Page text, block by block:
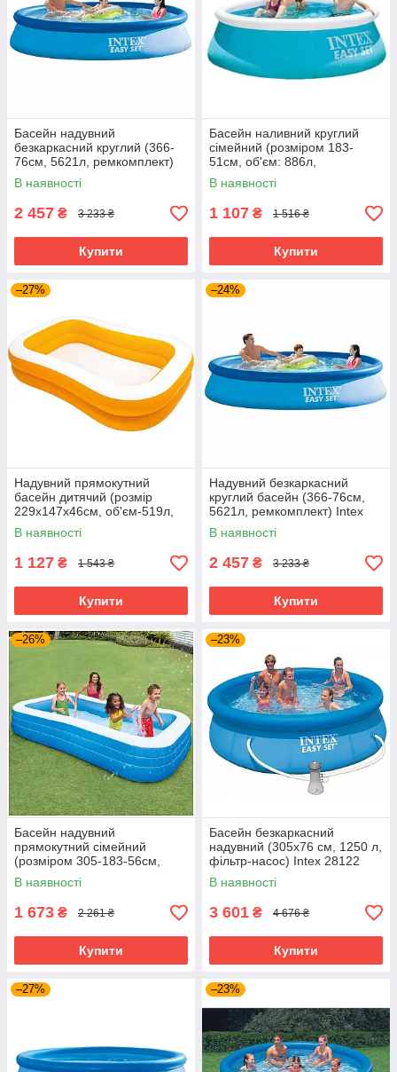
Басейн надувний
безкаркасний круглий (366-
76см, 5621л, ремкомплект)
Intex 28130 Блакитний
В наявності
2 457 ₴ 3 233 ₴
Купити
Басейн наливний круглий
сімейний (розміром 183-
51см, об'єм: 886л,
ремкомплект) Intex 28101
В наявності
1 107 ₴ 1 516 ₴
Купити
–27%
Надувний прямокутний
басейн дитячий (розмір
229х147х46см, об'єм-519л,
ремкомплект) Intex 57181
В наявності
1 127 ₴ 1 543 ₴
Купити
–24%
Надувний безкаркасний
круглий басейн (366-76см,
5621л, ремкомплект) Intex
28130 Блакитний
В наявності
2 457 ₴ 3 233 ₴
Купити
–26%
Басейн надувний
прямокутний сімейний
(розміром 305-183-56см,
об'єм: 1050л, ремкомплект)
Intex 58484
В наявності
1 673 ₴ 2 261 ₴
Купити
–23%
Басейн безкаркасний
надувний (305х76 см, 1250 л,
фільтр-насос) Intex 28122
Синій
В наявності
3 601 ₴ 4 676 ₴
Купити
–27% –23%